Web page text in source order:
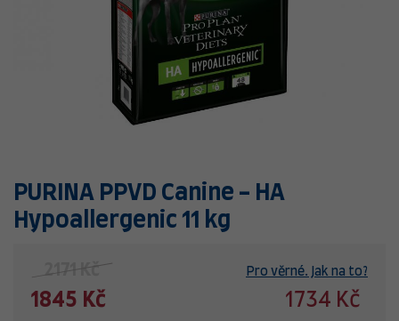
PURINA PPVD Canine - HA
Hypoallergenic 11 kg
2171 Kč Pro věrné. Jak na to?
1845 Kč 1734 Kč